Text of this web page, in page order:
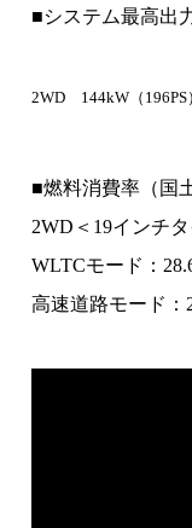
■システム最高出
2WD 144kW（196PS
■燃料消費率（国
2WD＜19インチ
WLTCモード：
高速道路モード